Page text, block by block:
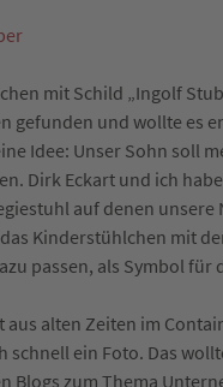
mit Schild „Ingolf
gefunden und wollte es
Idee: Unser Sohn soll
Dirk Eckart und ich
auf denen unsere
Kinderstühlchen mit
passen, als Symbol für
aus alten Zeiten im
schnell ein Foto. Das
Blogs zum Thema